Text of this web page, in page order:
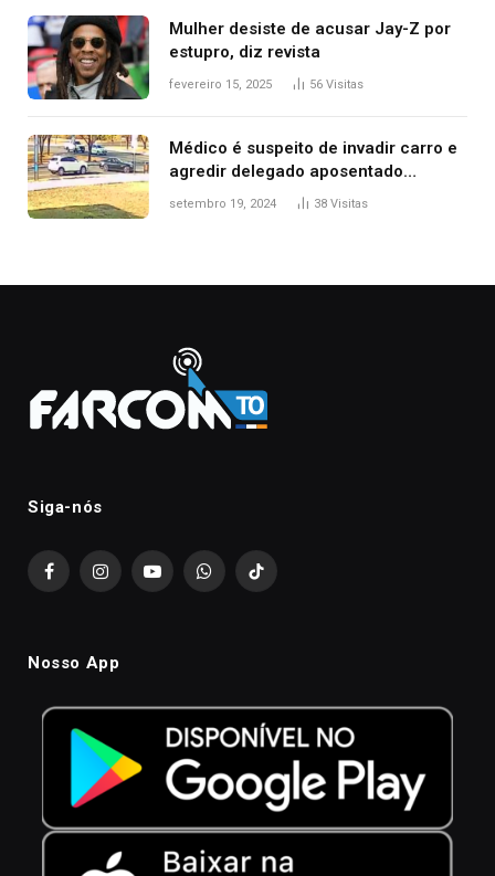
Mulher desiste de acusar Jay-Z por
estupro, diz revista
fevereiro 15, 2025 56 Visitas
Médico é suspeito de invadir carro e
agredir delegado aposentado
durante confusão no trânsito
setembro 19, 2024 38 Visitas
Siga-nós
FacebookInstagramYouTubeWhatsAppTikTok
Nosso App